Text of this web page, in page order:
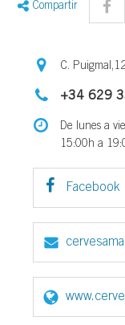
Compartir
C.
+34 629
De lunes a
15:00h a
Facebook